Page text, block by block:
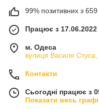
99% позитивних з 659
Працює з 17.06.2022
м. Одеса
вулиця Василя
Контакти
Сьогодні працює з
Показати весь